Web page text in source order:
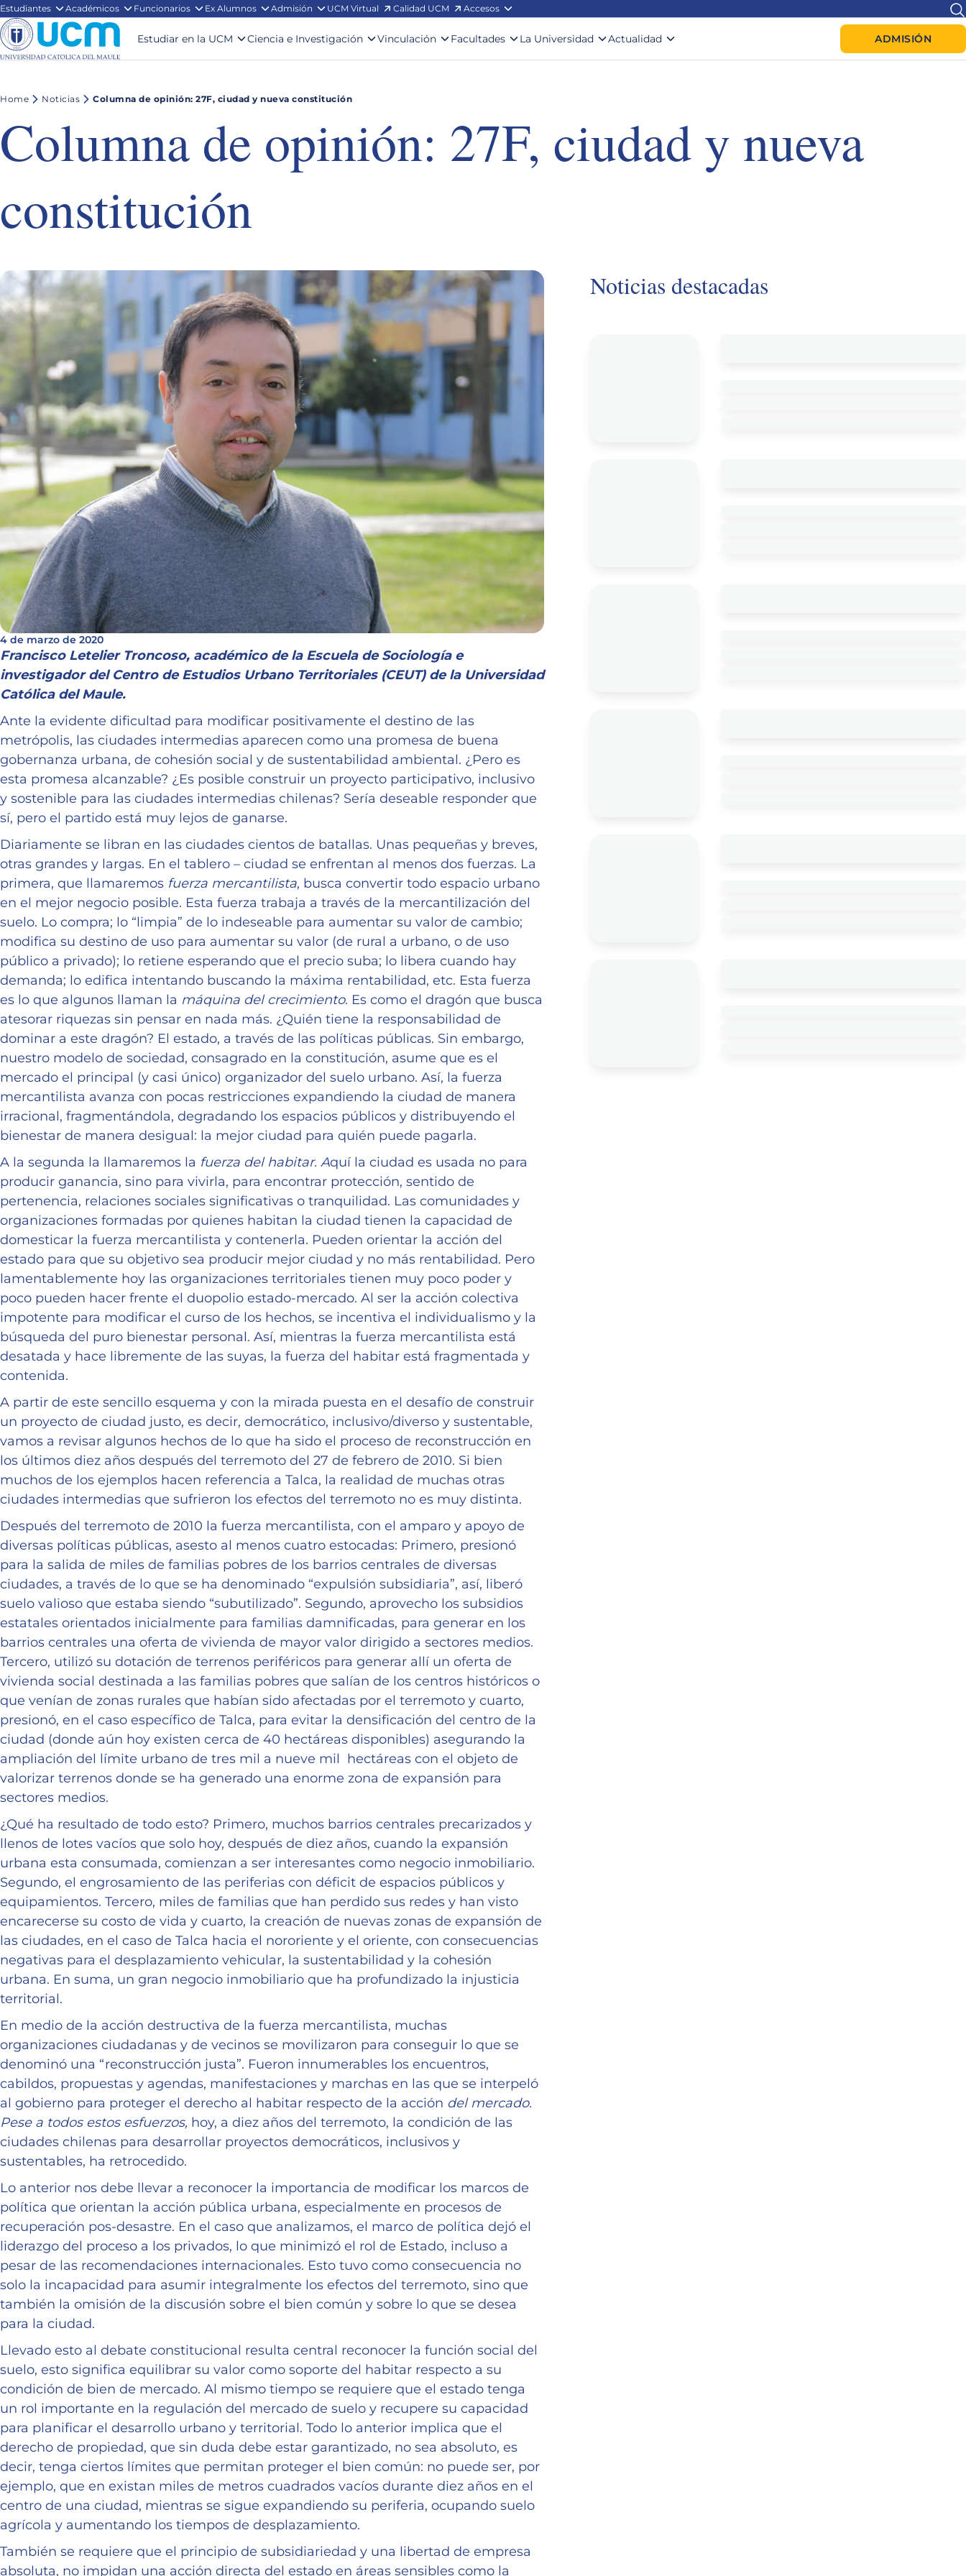
Estudiantes Académicos Funcionarios Ex Alumnos Admisión UCM Virtual Calidad UCM Accesos
Estudiar en la UCM Ciencia e Investigación Vinculación Facultades La Universidad Actualidad ADMISIÓN
Home Noticias Columna de opinión: 27F, ciudad y nueva constitución
Columna de opinión: 27F, ciudad y nueva
constitución
4 de marzo de 2020
Francisco Letelier Troncoso, académico de la Escuela de Sociología e
investigador del Centro de Estudios Urbano Territoriales (CEUT) de la Universidad
Católica del Maule.
Ante la evidente dificultad para modificar positivamente el destino de las
metrópolis, las ciudades intermedias aparecen como una promesa de buena
gobernanza urbana, de cohesión social y de sustentabilidad ambiental. ¿Pero es
esta promesa alcanzable? ¿Es posible construir un proyecto participativo, inclusivo
y sostenible para las ciudades intermedias chilenas? Sería deseable responder que
sí, pero el partido está muy lejos de ganarse.
Diariamente se libran en las ciudades cientos de batallas. Unas pequeñas y breves,
otras grandes y largas. En el tablero – ciudad se enfrentan al menos dos fuerzas. La
primera, que llamaremos fuerza mercantilista, busca convertir todo espacio urbano
en el mejor negocio posible. Esta fuerza trabaja a través de la mercantilización del
suelo. Lo compra; lo “limpia” de lo indeseable para aumentar su valor de cambio;
modifica su destino de uso para aumentar su valor (de rural a urbano, o de uso
público a privado); lo retiene esperando que el precio suba; lo libera cuando hay
demanda; lo edifica intentando buscando la máxima rentabilidad, etc. Esta fuerza
es lo que algunos llaman la máquina del crecimiento. Es como el dragón que busca
atesorar riquezas sin pensar en nada más. ¿Quién tiene la responsabilidad de
dominar a este dragón? El estado, a través de las políticas públicas. Sin embargo,
nuestro modelo de sociedad, consagrado en la constitución, asume que es el
mercado el principal (y casi único) organizador del suelo urbano. Así, la fuerza
mercantilista avanza con pocas restricciones expandiendo la ciudad de manera
irracional, fragmentándola, degradando los espacios públicos y distribuyendo el
bienestar de manera desigual: la mejor ciudad para quién puede pagarla.
A la segunda la llamaremos la fuerza del habitar. Aquí la ciudad es usada no para
producir ganancia, sino para vivirla, para encontrar protección, sentido de
pertenencia, relaciones sociales significativas o tranquilidad. Las comunidades y
organizaciones formadas por quienes habitan la ciudad tienen la capacidad de
domesticar la fuerza mercantilista y contenerla. Pueden orientar la acción del
estado para que su objetivo sea producir mejor ciudad y no más rentabilidad. Pero
lamentablemente hoy las organizaciones territoriales tienen muy poco poder y
poco pueden hacer frente el duopolio estado-mercado. Al ser la acción colectiva
impotente para modificar el curso de los hechos, se incentiva el individualismo y la
búsqueda del puro bienestar personal. Así, mientras la fuerza mercantilista está
desatada y hace libremente de las suyas, la fuerza del habitar está fragmentada y
contenida.
A partir de este sencillo esquema y con la mirada puesta en el desafío de construir
un proyecto de ciudad justo, es decir, democrático, inclusivo/diverso y sustentable,
vamos a revisar algunos hechos de lo que ha sido el proceso de reconstrucción en
los últimos diez años después del terremoto del 27 de febrero de 2010. Si bien
muchos de los ejemplos hacen referencia a Talca, la realidad de muchas otras
ciudades intermedias que sufrieron los efectos del terremoto no es muy distinta.
Después del terremoto de 2010 la fuerza mercantilista, con el amparo y apoyo de
diversas políticas públicas, asesto al menos cuatro estocadas: Primero, presionó
para la salida de miles de familias pobres de los barrios centrales de diversas
ciudades, a través de lo que se ha denominado “expulsión subsidiaria”, así, liberó
suelo valioso que estaba siendo “subutilizado”. Segundo, aprovecho los subsidios
estatales orientados inicialmente para familias damnificadas, para generar en los
barrios centrales una oferta de vivienda de mayor valor dirigido a sectores medios.
Tercero, utilizó su dotación de terrenos periféricos para generar allí un oferta de
vivienda social destinada a las familias pobres que salían de los centros históricos o
que venían de zonas rurales que habían sido afectadas por el terremoto y cuarto,
presionó, en el caso específico de Talca, para evitar la densificación del centro de la
ciudad (donde aún hoy existen cerca de 40 hectáreas disponibles) asegurando la
ampliación del límite urbano de tres mil a nueve mil hectáreas con el objeto de
valorizar terrenos donde se ha generado una enorme zona de expansión para
sectores medios.
¿Qué ha resultado de todo esto? Primero, muchos barrios centrales precarizados y
llenos de lotes vacíos que solo hoy, después de diez años, cuando la expansión
urbana esta consumada, comienzan a ser interesantes como negocio inmobiliario.
Segundo, el engrosamiento de las periferias con déficit de espacios públicos y
equipamientos. Tercero, miles de familias que han perdido sus redes y han visto
encarecerse su costo de vida y cuarto, la creación de nuevas zonas de expansión de
las ciudades, en el caso de Talca hacia el nororiente y el oriente, con consecuencias
negativas para el desplazamiento vehicular, la sustentabilidad y la cohesión
urbana. En suma, un gran negocio inmobiliario que ha profundizado la injusticia
territorial.
En medio de la acción destructiva de la fuerza mercantilista, muchas
organizaciones ciudadanas y de vecinos se movilizaron para conseguir lo que se
denominó una “reconstrucción justa”. Fueron innumerables los encuentros,
cabildos, propuestas y agendas, manifestaciones y marchas en las que se interpeló
al gobierno para proteger el derecho al habitar respecto de la acción del mercado.
Pese a todos estos esfuerzos, hoy, a diez años del terremoto, la condición de las
ciudades chilenas para desarrollar proyectos democráticos, inclusivos y
sustentables, ha retrocedido.
Lo anterior nos debe llevar a reconocer la importancia de modificar los marcos de
política que orientan la acción pública urbana, especialmente en procesos de
recuperación pos-desastre. En el caso que analizamos, el marco de política dejó el
liderazgo del proceso a los privados, lo que minimizó el rol de Estado, incluso a
pesar de las recomendaciones internacionales. Esto tuvo como consecuencia no
solo la incapacidad para asumir integralmente los efectos del terremoto, sino que
también la omisión de la discusión sobre el bien común y sobre lo que se desea
para la ciudad.
Llevado esto al debate constitucional resulta central reconocer la función social del
suelo, esto significa equilibrar su valor como soporte del habitar respecto a su
condición de bien de mercado. Al mismo tiempo se requiere que el estado tenga
un rol importante en la regulación del mercado de suelo y recupere su capacidad
para planificar el desarrollo urbano y territorial. Todo lo anterior implica que el
derecho de propiedad, que sin duda debe estar garantizado, no sea absoluto, es
decir, tenga ciertos límites que permitan proteger el bien común: no puede ser, por
ejemplo, que en existan miles de metros cuadrados vacíos durante diez años en el
centro de una ciudad, mientras se sigue expandiendo su periferia, ocupando suelo
agrícola y aumentando los tiempos de desplazamiento.
También se requiere que el principio de subsidiariedad y una libertad de empresa
absoluta, no impidan una acción directa del estado en áreas sensibles como la
Noticias destacadas